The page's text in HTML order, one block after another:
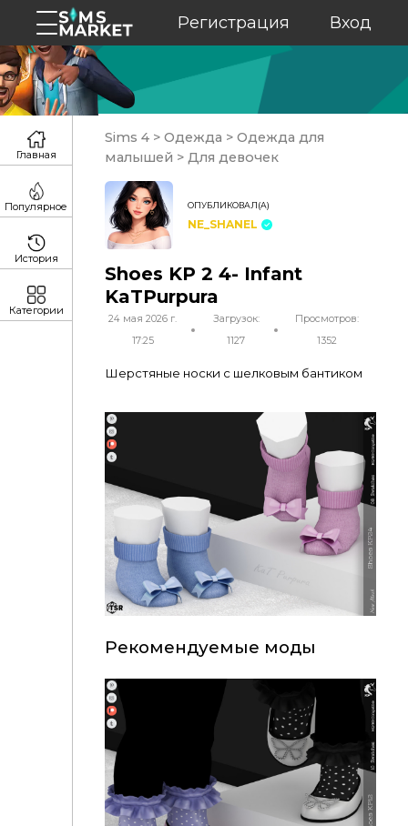
Регистрация Вход
Sims 4 > Одежда > Одежда для
малышей > Для девочек
ОПУБЛИКОВАЛ(А)
NE_SHANEL
Shoes KP 2 4- Infant
KaTPurpura
24 мая 2026 г.
17:25
Загрузок:
1127
Просмотров:
1352
Шерстяные носки с шелковым бантиком
Рекомендуемые моды
Главная
Популярное
История
Категории